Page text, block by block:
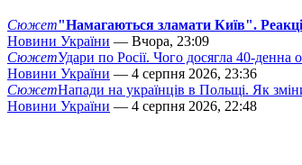
Сюжет"Намагаються зламати Київ".
Новини України — Вчора, 23:09
СюжетУдари по Росії. Чого досягла 40-денна
Новини України — 4 серпня 2026, 23:36
СюжетНапади на українців в Польщі. Як
Новини України — 4 серпня 2026, 22:48